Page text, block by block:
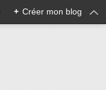
+ Créer mon blog